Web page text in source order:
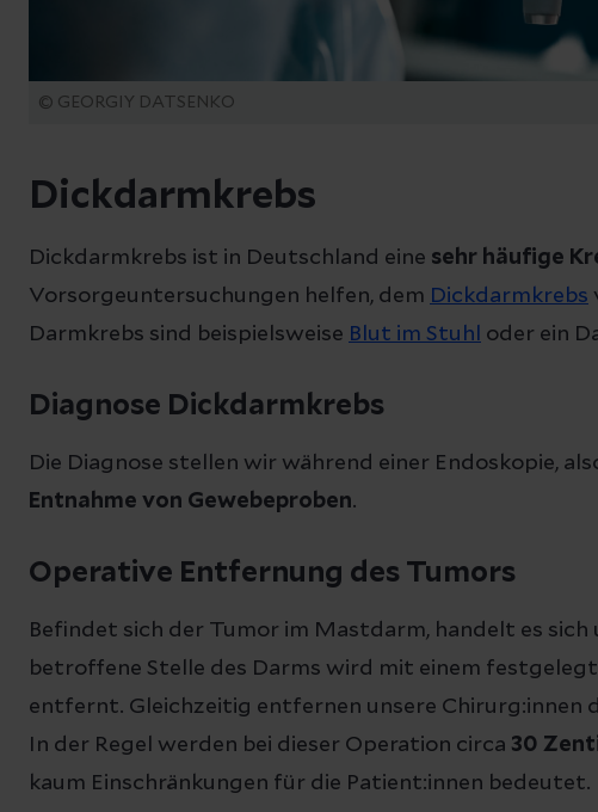
© GEORGIY DATSENKO
Dickdarmkrebs
Dickdarmkrebs ist in Deutschland eine sehr häufige
Vorsorgeuntersuchungen helfen, dem Dickdarmkrebs
Darmkrebs sind beispielsweise Blut im Stuhl oder ein
Diagnose Dickdarmkrebs
Die Diagnose stellen wir während einer Endoskopie,
Entnahme von Gewebeproben.
Operative Entfernung des Tumors
Befindet sich der Tumor im Mastdarm, handelt es sich
betroffene Stelle des Darms wird mit einem
entfernt. Gleichzeitig entfernen unsere Chirurg:innen
In der Regel werden bei dieser Operation circa 30
kaum Einschränkungen für die Patient:innen bedeutet.